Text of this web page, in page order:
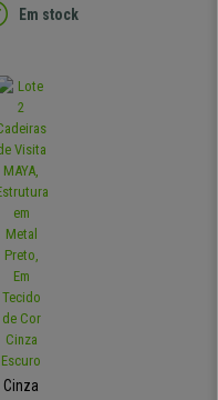
Em stock
Cinza